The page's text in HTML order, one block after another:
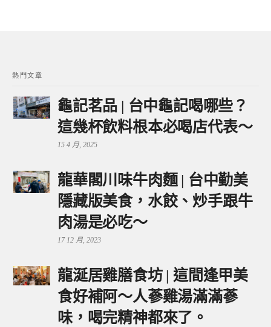
熱門文章
龜記茗品 | 台中龜記喝哪些？
這幾杯飲料根本必喝店代表～
15 4 月, 2025
龍華閣川味牛肉麵 | 台中勤美
隱藏版美食，水餃、炒手跟牛
肉湯是必吃～
17 12 月, 2023
龍涎居雞膳食坊 | 這間逢甲美
食好補阿～人蔘雞湯滿滿蔘
味，喝完精神都來了。